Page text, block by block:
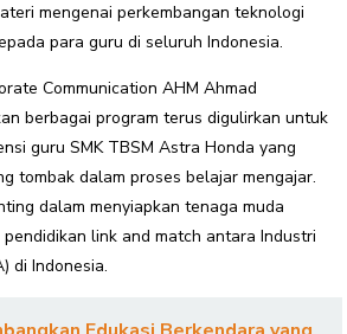
mengenai perkembangan teknologi
para guru di seluruh Indonesia.
Communication AHM Ahmad
berbagai program terus digulirkan untuk
guru SMK TBSM Astra Honda yang
tombak dalam proses belajar mengajar.
dalam menyiapkan tenaga muda
link and match antara Industri
di Indonesia.